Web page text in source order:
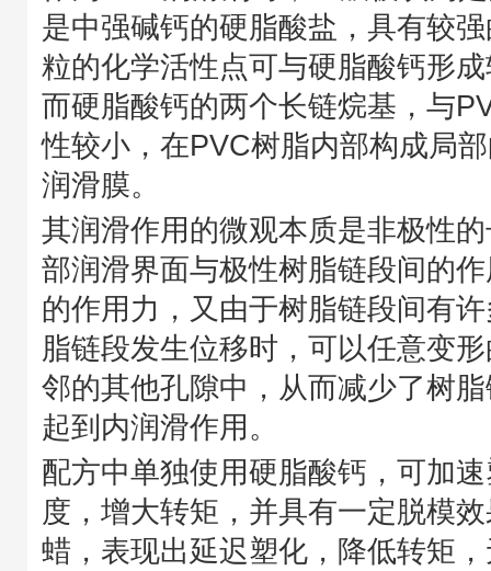
是中强碱钙的硬脂酸盐，具有较
粒的化学活性点可与硬脂酸钙形
而硬脂酸钙的两个长链烷基，与
性较小，在PVC树脂内部构成局
润滑膜。
其润滑作用的微观本质是非极性
部润滑界面与极性树脂链段间的
的作用力，又由于树脂链段间有
脂链段发生位移时，可以任意变
邻的其他孔隙中，从而减少了树
起到内润滑作用。
配方中单独使用硬脂酸钙，可加
度，增大转矩，并具有一定脱模
蜡，表现出延迟塑化，降低转矩